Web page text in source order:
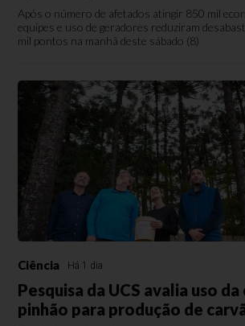
Após o número de afetados atingir 850 mil
equipes e uso de geradores reduziram
mil pontos na manhã deste sábado (8)
Ciência Há 1 dia
Pesquisa da UCS avalia uso da
pinhão para produção de